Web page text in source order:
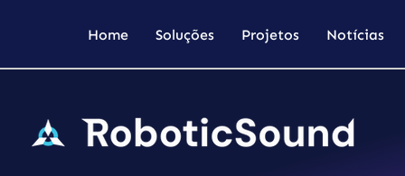
Home Soluções Projetos Notícias